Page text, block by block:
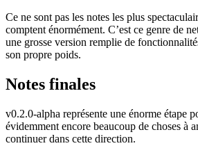
Ce ne sont pas les notes les plus
comptent énormément. C’est ce genre de
une grosse version remplie de
son propre poids.
Notes finales
v0.2.0-alpha représente une énorme étape
évidemment encore beaucoup de choses à
continuer dans cette direction.